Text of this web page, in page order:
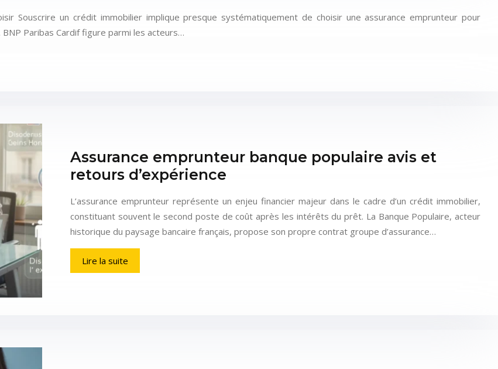
Souscrire un crédit immobilier implique presque systématiquement de choisir une assurance emprunteur pour
Paribas Cardif figure parmi les acteurs…
Assurance emprunteur banque populaire avis et
retours d’expérience
L’assurance emprunteur représente un enjeu financier majeur dans le cadre d’un crédit immobilier,
constituant souvent le second poste de coût après les intérêts du prêt. La Banque Populaire, acteur
historique du paysage bancaire français, propose son propre contrat groupe d’assurance…
Lire la suite